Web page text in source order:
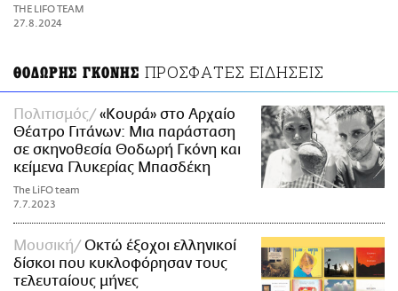
PRINT
THE LIFO TEAM
27.8.2024
ΘΟΔΩΡΗΣ ΓΚΟΝΗΣ ΠΡΟΣΦΑΤΕΣ ΕΙΔΗΣΕΙΣ
Πολιτισμός
«Κουρά» στο Αρχαίο
Θέατρο Γιτάνων: Μια παράσταση
σε σκηνοθεσία Θοδωρή Γκόνη και
κείμενα Γλυκερίας Μπασδέκη
The LiFO team
7.7.2023
Μουσική
Οκτώ έξοχοι ελληνικοί
δίσκοι που κυκλοφόρησαν τους
τελευταίους μήνες